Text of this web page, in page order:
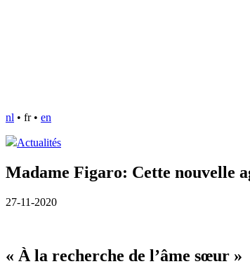
nl • fr • en
Actualités
Madame Figaro: Cette nouvelle
27-11-2020
« À la recherche de l’âme sœur »